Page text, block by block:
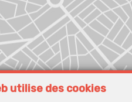
utilise des cookies